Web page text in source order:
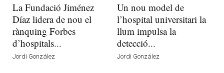
La Fundació Jiménez
Díaz lidera de nou el
rànquing Forbes
d’hospitals...
Jordi González
Un nou model de
l’hospital universitari la
llum impulsa la
detecció...
Jordi González